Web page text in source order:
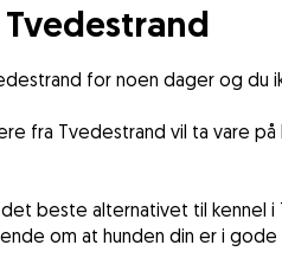
for noen dager og du
fra Tvedestrand vil ta vare
beste alternativet til kennel
om at hunden din er i gode